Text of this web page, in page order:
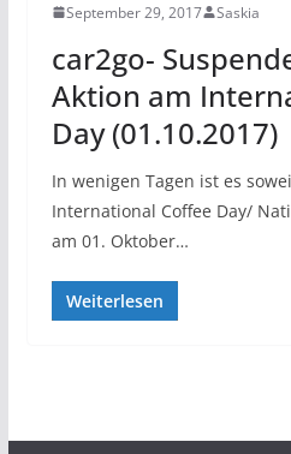
September 29, 2017 Saskia
car2go-
Aktion am
Day (01.10.2017)
In wenigen Tagen ist es
International Coffee Day/
am 01. Oktober…
Weiterlesen